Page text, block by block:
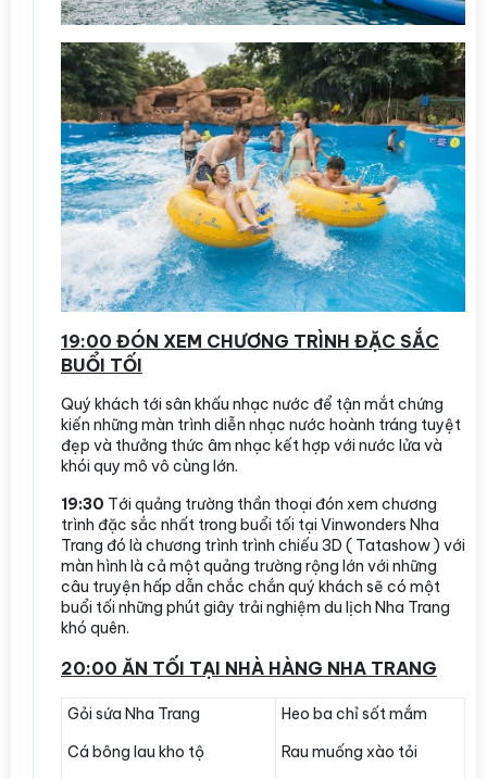
19:00 ĐÓN XEM CHƯƠNG TRÌNH ĐẶC SẮC
BUỔI TỐI
Quý khách tới sân khấu nhạc nước để tận mắt chứng
kiến những màn trình diễn nhạc nước hoành tráng tuyệt
đẹp và thưởng thức âm nhạc kết hợp với nước lửa và
khói quy mô vô cùng lớn.
19:30 Tới quảng trường thần thoại đón xem chương
trình đặc sắc nhất trong buổi tối tại Vinwonders Nha
Trang đó là chương trình trình chiếu 3D ( Tatashow ) với
màn hình là cả một quảng trường rộng lớn với những
câu truyện hấp dẫn chắc chắn quý khách sẽ có một
buổi tối những phút giây trải nghiệm du lịch Nha Trang
khó quên.
20:00 ĂN TỐI TẠI NHÀ HÀNG NHA TRANG
Gỏi sứa Nha Trang
Cá bông lau kho tộ
Heo ba chỉ sốt mắm
Rau muống xào tỏi